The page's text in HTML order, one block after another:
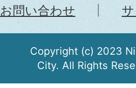
お問い合わせ
Copyright (c) 2023
City. All Rights